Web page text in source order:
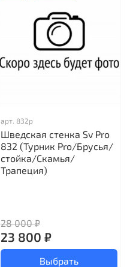
арт. 832р
Шведская стенка Sv Pro
832 (Турник Pro/Брусья/
стойка/Скамья/
Трапеция)
28 000 ₽
23 800 ₽
Выбрать